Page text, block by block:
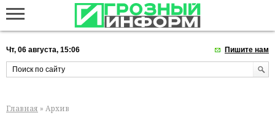
Чт, 06 августа, 15:06 Пишите нам
Главная » Архив